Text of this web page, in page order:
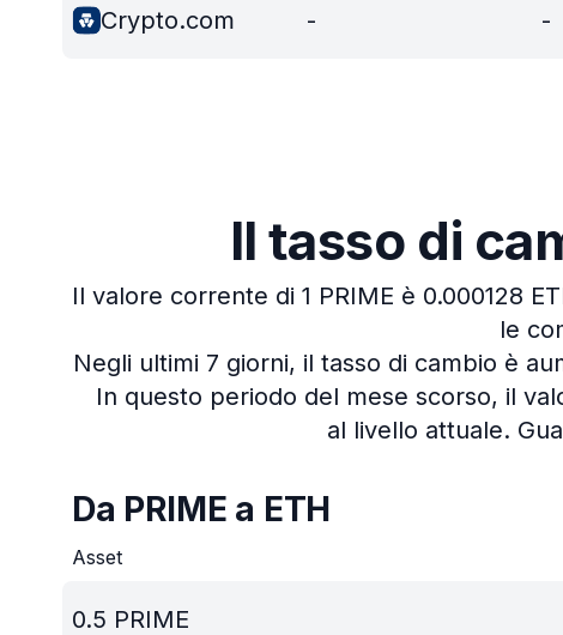
Crypto.com - -
Il tasso di
Il valore corrente di 1 PRIME è 0.000128
le
Negli ultimi 7 giorni, il tasso di cambio è
In questo periodo del mese scorso, il
al livello attuale.
Da PRIME a ETH
Asset
0.5 PRIME